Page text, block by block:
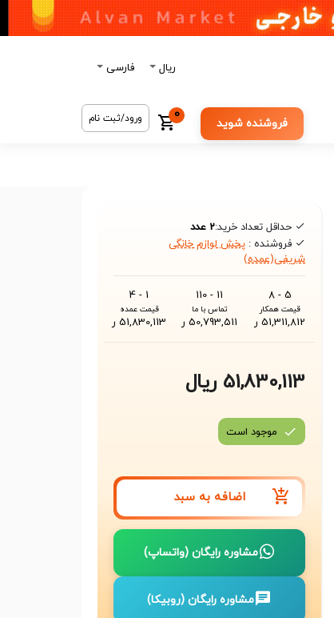
ریال فارسی
فروشنده شوید
0 ورود/ثبت نام
حداقل تعداد خرید:2 عدد
فروشنده : پخش لوازم خانگی
شریفی(عمده)
5 - 8
قیمت همکار
51,311,812 ر
11 - 110
تماس با ما
50,793,511 ر
1 - 4
قیمت عمده
51,830,113 ر
51,830,113 ریال
موجود است
اضافه به سبد
مشاوره رایگان (واتساپ)
مشاوره رایگان (روبیکا)